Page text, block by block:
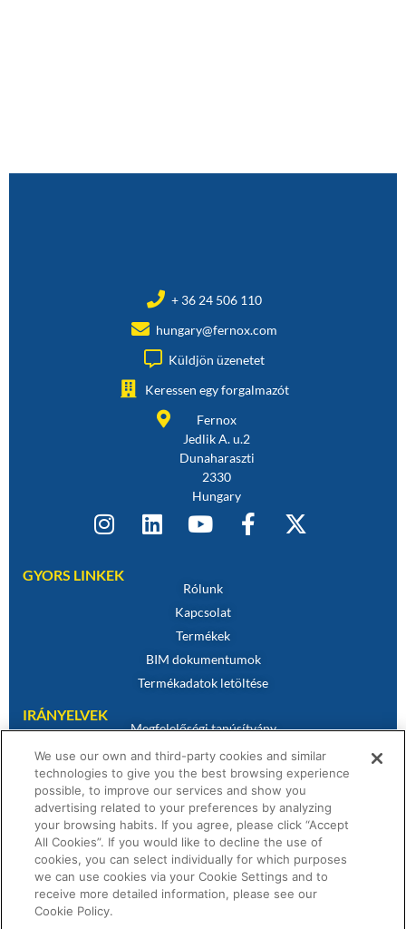
+ 36 24 506 110
hungary@fernox.com
Küldjön üzenetet
Keressen egy forgalmazót
Fernox
Jedlik A. u.2
Dunaharaszti
2330
Hungary
GYORS LINKEK
Rólunk
Kapcsolat
Termékek
BIM dokumentumok
Termékadatok letöltése
IRÁNYELVEK
Megfelelőségi tanúsítvány
Sütikre vonatkozó szabályzat
Jogi nyilatkozat
Adatvédelmi irányelvek
Értékesítési feltételek
Garanciális nyilatkozat
We use our own and third-party cookies and similar
technologies to give you the best browsing experience
possible, to improve our services and show you
advertising related to your preferences by analyzing
your browsing habits. If you agree, please click “Accept
All Cookies”. If you would like to decline the use of
cookies, you can select individually for which purposes
we can use cookies via your Cookie Settings and to
receive more detailed information, please see our
Cookie Policy.